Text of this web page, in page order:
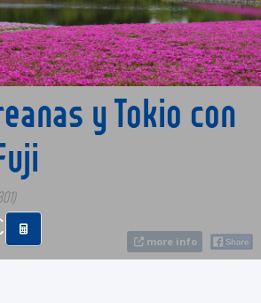
PROMOCIONES
CONTACTO
more info
y Tokio con